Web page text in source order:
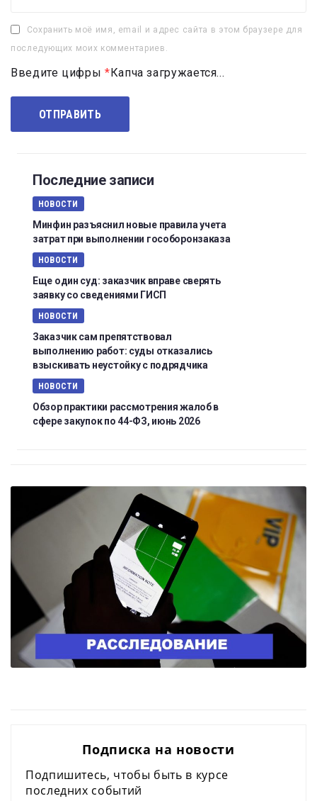
Сохранить моё имя, email и адрес сайта в этом браузере для
последующих моих комментариев.
Введите цифры *Капча загружается...
Последние записи
НОВОСТИ
Минфин разъяснил новые правила учета
затрат при выполнении гособоронзаказа
НОВОСТИ
Еще один суд: заказчик вправе сверять
заявку со сведениями ГИСП
НОВОСТИ
Заказчик сам препятствовал
выполнению работ: суды отказались
взыскивать неустойку с подрядчика
НОВОСТИ
Обзор практики рассмотрения жалоб в
сфере закупок по 44-ФЗ, июнь 2026
Подписка на новости
Подпишитесь, чтобы быть в курсе
последних событий